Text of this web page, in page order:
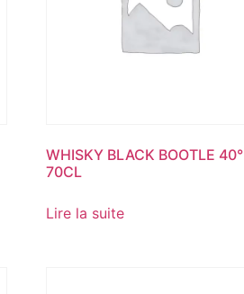
WHISKY BLACK BOOTLE 40°
70CL
Lire la suite